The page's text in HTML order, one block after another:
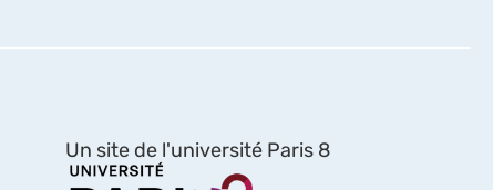
Un site de l'université Paris 8